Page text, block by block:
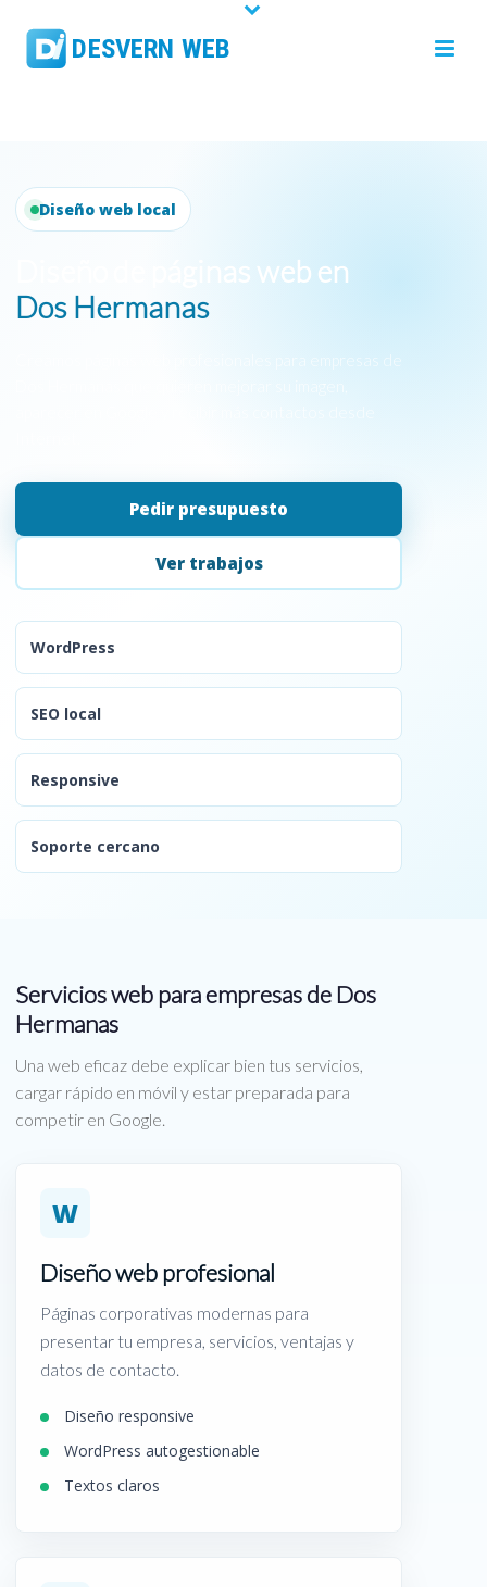
Diseño web local
Diseño de páginas web en
Dos Hermanas
Creamos páginas web profesionales para empresas de
Pedir presupuesto
Ver trabajos
WordPress
SEO local
Responsive
Soporte cercano
Servicios web para empresas de Dos
Hermanas
Una web eficaz debe explicar bien tus servicios,
cargar rápido en móvil y estar preparada para
competir en Google.
W
Diseño web profesional
Páginas corporativas modernas para
presentar tu empresa, servicios, ventajas y
datos de contacto.
Diseño responsive
WordPress autogestionable
Textos claros